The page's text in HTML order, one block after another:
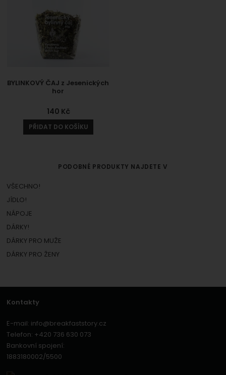
BYLINKOVÝ ČAJ z Jesenických
hor
140 Kč
PŘIDAT DO KOŠÍKU
PODOBNÉ PRODUKTY NAJDETE V
VŠECHNO!
JÍDLO!
NÁPOJE
DÁRKY!
DÁRKY PRO MUŽE
DÁRKY PRO ŽENY
Kontakty
E-mail: info@breakfaststory.cz
Telefon: +420 736 630 073
Bankovní spojení:
1883180002/5500